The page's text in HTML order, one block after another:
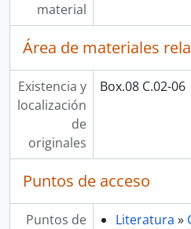
material
Área de materiales
Existencia y
localización
de
originales
Box.08 C.02-06
Puntos de acceso
Puntos de
Literatura »